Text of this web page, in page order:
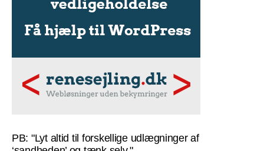
PB: "Lyt altid til forskellige udlægninger af